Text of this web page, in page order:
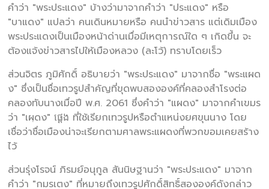
คำว่า "พระประแดง" บ้างว่ามาจากคำว่า "ประแดง" หรือ
"บาแดง" แปลว่า คนเดินหมายหรือ คนนำข่าวสาร แต่เดิมเมือง
พระประแดงเป็นเมืองหน้าด่านเมื่อมีเหตุการณ์ใด ๆ เกิดขึ้น จะ
ต้องแจ้งข่าวสารไปให้เมืองหลวง (ละโว้) ทราบโดยเร็ว
ส่วนจิตร ภูมิศักดิ์ อธิบายว่า "พระประแดง" มาจากชื่อ "พระแผด
ง" ซึ่งเป็นชื่อเทวรูปสำคัญที่ขุดพบสององค์ที่คลองสำโรงต่อ
คลองทับนางเมื่อปี พ.ศ. 2061 ซึ่งคำว่า "แผดง" มาจากคำเขมร
ว่า "เผฺดง" ផ្ដេង ที่ใช้เรียกเทวรูปหรือตำแหน่งยศขุนนาง โดย
เชื่อว่าชื่อเมืองน่าจะเรียกตามศาลพระแผดงที่พวกขอมเคยสร้าง
ไว้
ส่วนรุ่งโรจน์ ภิรมย์อนุกูล สันนิษฐานว่า "พระประแดง" มาจาก
คำว่า "กมรเตง" ที่หมายถึงเทวรูปศักดิ์สิทธิ์สององค์ดังกล่าว